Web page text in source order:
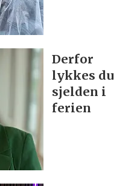
Derfor
lykkes du
sjelden i
ferien